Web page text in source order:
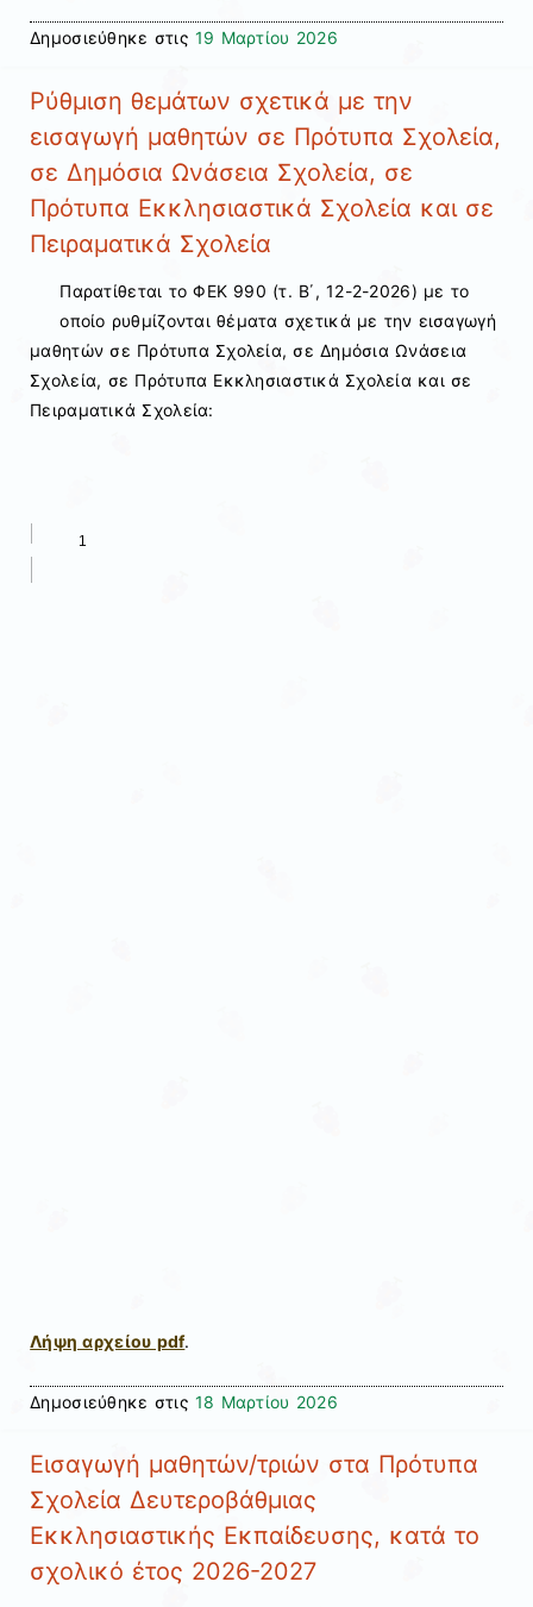
Δημοσιεύθηκε στις 19 Μαρτίου 2026
Ρύθμιση θεμάτων σχετικά με την
εισαγωγή μαθητών σε Πρότυπα Σχολεία,
σε Δημόσια Ωνάσεια Σχολεία, σε
Πρότυπα Εκκλησιαστικά Σχολεία και σε
Πειραματικά Σχολεία
Παρατίθεται το ΦΕΚ 990 (τ. Β΄, 12-2-2026) με το
οποίο ρυθμίζονται θέματα σχετικά με την εισαγωγή
μαθητών σε Πρότυπα Σχολεία, σε Δημόσια Ωνάσεια
Σχολεία, σε Πρότυπα Εκκλησιαστικά Σχολεία και σε
Πειραματικά Σχολεία:
Λήψη αρχείου pdf.
Δημοσιεύθηκε στις 18 Μαρτίου 2026
Εισαγωγή μαθητών/τριών στα Πρότυπα
Σχολεία Δευτεροβάθμιας
Εκκλησιαστικής Εκπαίδευσης, κατά το
σχολικό έτος 2026-2027